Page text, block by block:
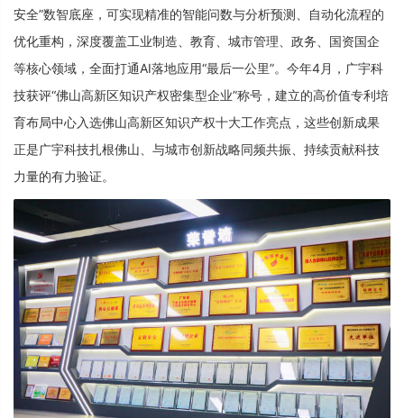
安全”数智底座，可实现精准的智能问数与分析预测、自动化流程的
优化重构，深度覆盖工业制造、教育、城市管理、政务、国资国企
等核心领域，全面打通AI落地应用“最后一公里”。今年4月，广宇科
技获评“佛山高新区知识产权密集型企业”称号，建立的高价值专利培
育布局中心入选佛山高新区知识产权十大工作亮点，这些创新成果
正是广宇科技扎根佛山、与城市创新战略同频共振、持续贡献科技
力量的有力验证。